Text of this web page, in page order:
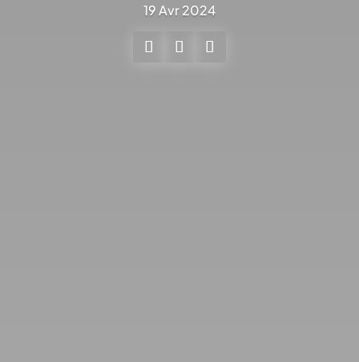
19 Avr 2024